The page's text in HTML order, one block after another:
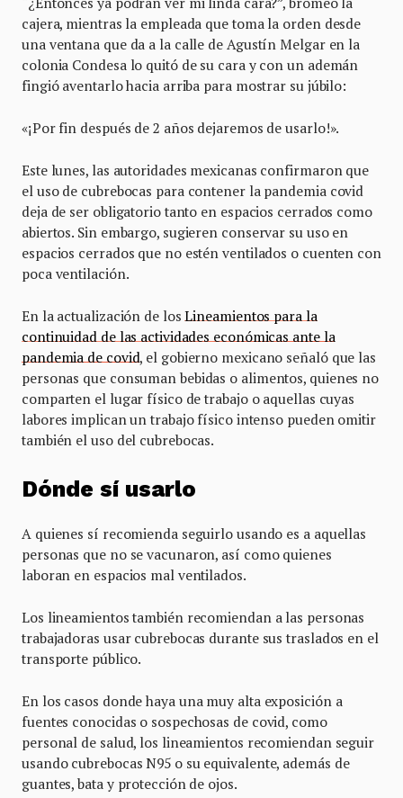
cajera, mientras la empleada que toma la orden desde
una ventana que da a la calle de Agustín Melgar en la
colonia Condesa lo quitó de su cara y con un ademán
fingió aventarlo hacia arriba para mostrar su júbilo:
«¡Por fin después de 2 años dejaremos de usarlo!».
Este lunes, las autoridades mexicanas confirmaron que
el uso de cubrebocas para contener la pandemia covid
deja de ser obligatorio tanto en espacios cerrados como
abiertos. Sin embargo, sugieren conservar su uso en
espacios cerrados que no estén ventilados o cuenten con
poca ventilación.
En la actualización de losLineamientos para la
continuidad de las actividades económicas ante la
pandemia de covid, el gobierno mexicano señaló que las
personas que consuman bebidas o alimentos, quienes no
comparten el lugar físico de trabajo o aquellas cuyas
labores implican un trabajo físico intenso pueden omitir
también el uso del cubrebocas.
Dónde sí usarlo
A quienes sí recomienda seguirlo usando es a aquellas
personas que no se vacunaron, así como quienes
laboran en espacios mal ventilados.
Los lineamientos también recomiendan a las personas
trabajadoras usar cubrebocas durante sus traslados en el
transporte público.
En los casos donde haya una muy alta exposición a
fuentes conocidas o sospechosas de covid, como
personal de salud, los lineamientos recomiendan seguir
usando cubrebocas N95 o su equivalente, además de
guantes, bata y protección de ojos.